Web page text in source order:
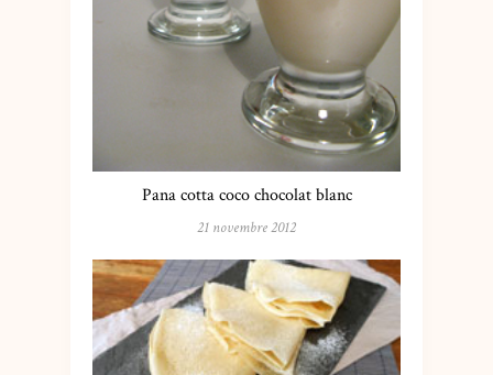
Pana cotta coco chocolat blanc
21 novembre 2012